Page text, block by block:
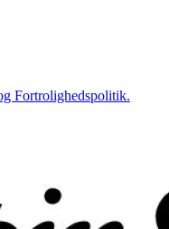
Fortrolighedspolitik.